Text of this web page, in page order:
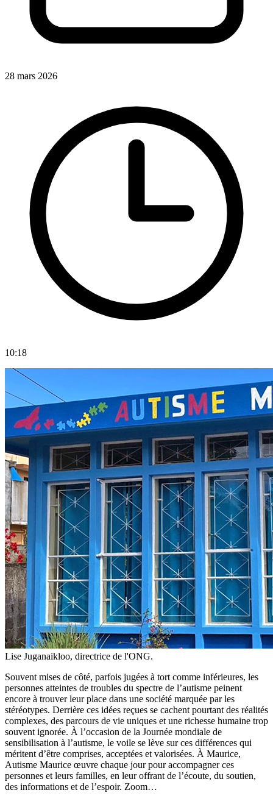
28 mars 2026
10:18
Lise Juganaikloo, directrice de l'ONG.
Souvent mises de côté, parfois jugées à tort comme inférieures, les
personnes atteintes de troubles du spectre de l’autisme peinent
encore à trouver leur place dans une société marquée par les
stéréotypes. Derrière ces idées reçues se cachent pourtant des réalités
complexes, des parcours de vie uniques et une richesse humaine trop
souvent ignorée. À l’occasion de la Journée mondiale de
sensibilisation à l’autisme, le voile se lève sur ces différences qui
méritent d’être comprises, acceptées et valorisées. À Maurice,
Autisme Maurice œuvre chaque jour pour accompagner ces
personnes et leurs familles, en leur offrant de l’écoute, du soutien,
des informations et de l’espoir. Zoom…